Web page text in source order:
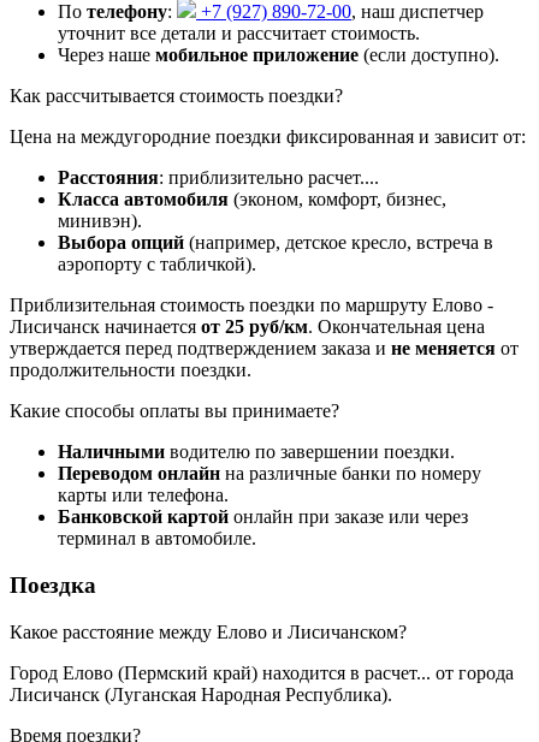
По телефону: +7 (927) 890-72-00, наш диспетчер
уточнит все детали и рассчитает стоимость.
Через наше мобильное приложение (если доступно).
Как рассчитывается стоимость поездки?
Цена на междугородние поездки фиксированная и зависит от:
Расстояния: приблизительно расчет....
Класса автомобиля (эконом, комфорт, бизнес,
минивэн).
Выбора опций (например, детское кресло, встреча в
аэропорту с табличкой).
Приблизительная стоимость поездки по маршруту Елово -
Лисичанск начинается от 25 руб/км. Окончательная цена
утверждается перед подтверждением заказа и не меняется от
продолжительности поездки.
Какие способы оплаты вы принимаете?
Наличными водителю по завершении поездки.
Переводом онлайн на различные банки по номеру
карты или телефона.
Банковской картой онлайн при заказе или через
терминал в автомобиле.
Поездка
Какое расстояние между Елово и Лисичанском?
Город Елово (Пермский край) находится в расчет... от города
Лисичанск (Луганская Народная Республика).
Время поездки?